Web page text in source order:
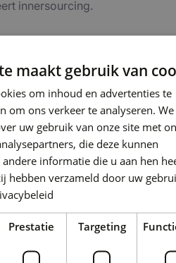
innersourcing.
product en je dient als
te kiezen. Wat het juiste
de organisatie zelf.
te zeggen: Elke keuze die je
beste keuze op basis van de
op dat moment hebt.
een juist model? Neem dan
maakt gebruik van
om inhoud en advertenties te
om ons verkeer te analyseren.
uw gebruik van onze site met
die deze kunnen
informatie die u aan hen
hebben verzameld door uw
Prestatie Targeting